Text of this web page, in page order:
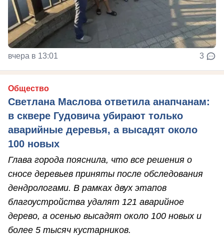
вчера в 13:01 3
Общество
Светлана Маслова ответила анапчанам:
в сквере Гудовича убирают только
аварийные деревья, а высадят около
100 новых
Глава города пояснила, что все решения о
сносе деревьев приняты после обследования
дендрологами. В рамках двух этапов
благоустройства удалят 121 аварийное
дерево, а осенью высадят около 100 новых и
более 5 тысяч кустарников.